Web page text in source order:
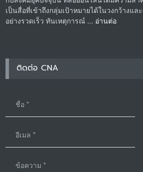
เป็นสื่อที่เข้าถึงกลุ่มเป้าหมายได้ในวงกว้างแล
อย่างรวดเร็ว ทันเหตุการณ์ ... อ่านต่อ
ติดต่อ CNA